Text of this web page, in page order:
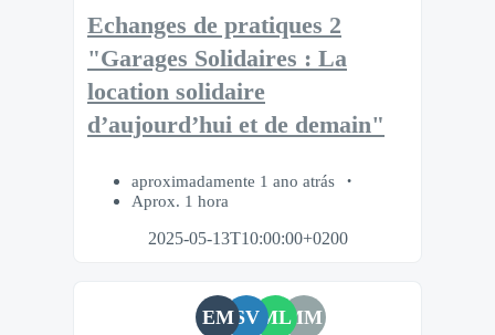
Echanges de pratiques 2
"Garages Solidaires : La
location solidaire
d’aujourd’hui et de demain"
aproximadamente 1 ano atrás
Aprox. 1 hora
2025-05-13T10:00:00+0200
EMSVMLMM